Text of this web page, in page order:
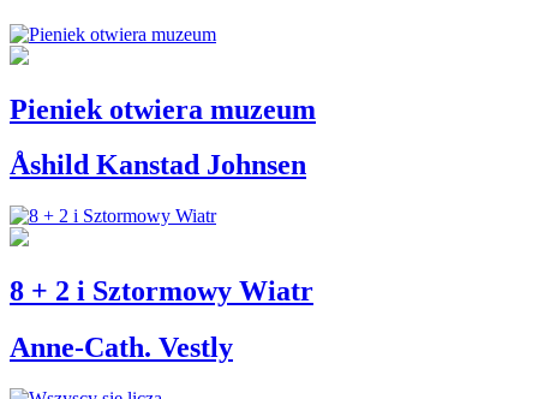
Pieniek otwiera muzeum
Åshild Kanstad Johnsen
8 + 2 i Sztormowy Wiatr
Anne-Cath. Vestly